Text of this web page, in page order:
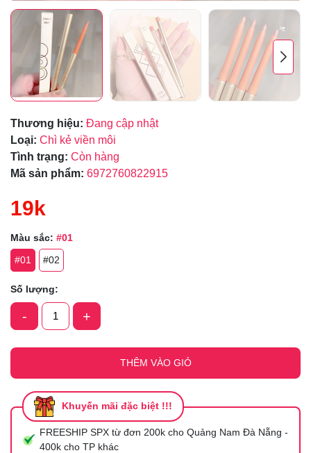
Thương hiệu: Đang cập nhật
Loại: Chì kẻ viền môi
Tình trạng: Còn hàng
Mã sản phẩm: 6972760822915
19k
Màu sắc: #01
#01
#02
Số lượng:
- +
THÊM VÀO GIỎ
Khuyến mãi đặc biệt !!!
FREESHIP SPX từ đơn 200k cho Quảng Nam Đà Nẵng -
400k cho TP khác